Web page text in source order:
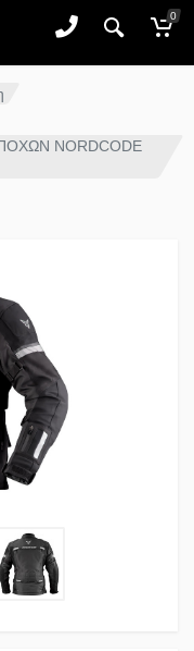
0
NORDCODE